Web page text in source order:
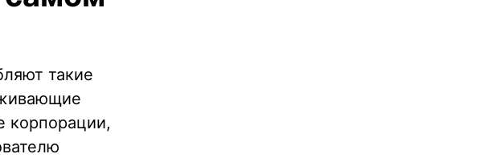
такие
корпорации,